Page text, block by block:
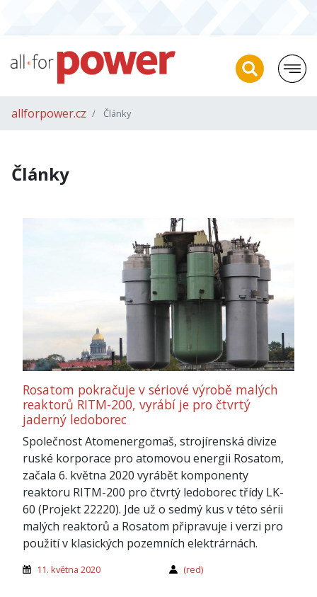
allforpower.cz Články
Články
Rosatom pokračuje v sériové výrobě malých
reaktorů RITM-200, vyrábí je pro čtvrtý
jaderný ledoborec
Společnost Atomenergomaš, strojírenská divize
ruské korporace pro atomovou energii Rosatom,
začala 6. května 2020 vyrábět komponenty
reaktoru RITM-200 pro čtvrtý ledoborec třídy LK-
60 (Projekt 22220). Jde už o sedmý kus v této sérii
malých reaktorů a Rosatom připravuje i verzi pro
použití v klasických pozemních elektrárnách.
11. května 2020 (red)